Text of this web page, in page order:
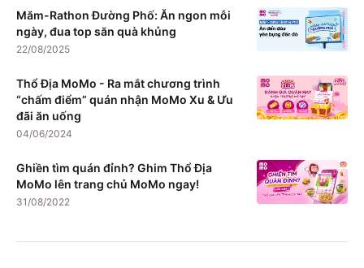
Măm-Rathon Đường Phố: Ăn ngon mỗi
ngày, đua top săn quà khủng
22/08/2025
Thổ Địa MoMo - Ra mắt chương trình
“chấm điểm” quán nhận MoMo Xu & Ưu
đãi ăn uống
04/06/2024
Ghiền tìm quán đỉnh? Ghim Thổ Địa
MoMo lên trang chủ MoMo ngay!
31/08/2022